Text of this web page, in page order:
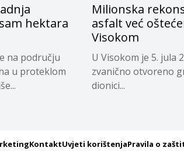
hektara
na području
u proteklom
Milionska
asfalt već
Visokom
U Visokom je 5. jula
zvanično otvoreno
dionici...
KontaktUvjeti korištenjaPravila o